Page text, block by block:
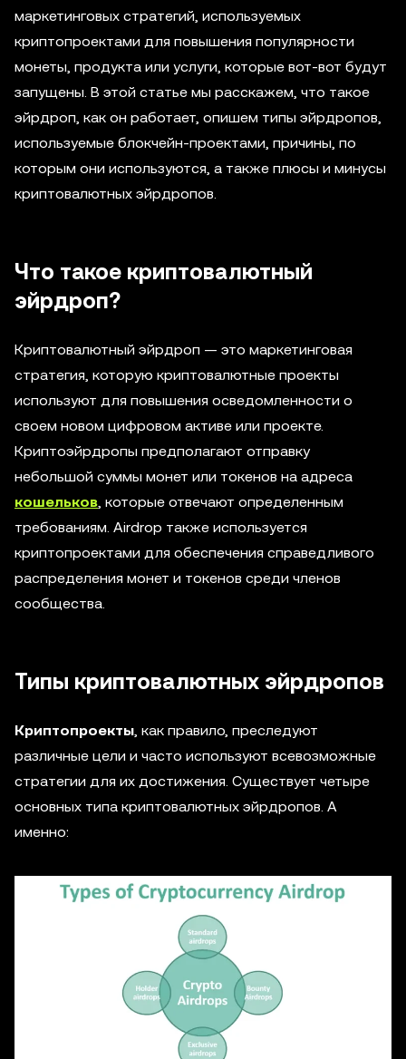
маркетинговых стратегий, используемых
криптопроектами для повышения популярности
монеты, продукта или услуги, которые вот-вот будут
запущены. В этой статье мы расскажем, что такое
эйрдроп, как он работает, опишем типы эйрдропов,
используемые блокчейн-проектами, причины, по
которым они используются, а также плюсы и минусы
криптовалютных эйрдропов.
Что такое криптовалютный
эйрдроп?
Криптовалютный эйрдроп — это маркетинговая
стратегия, которую криптовалютные проекты
используют для повышения осведомленности о
своем новом цифровом активе или проекте.
Криптоэйрдропы предполагают отправку
небольшой суммы монет или токенов на адреса
кошельков, которые отвечают определенным
требованиям. Airdrop также используется
криптопроектами для обеспечения справедливого
распределения монет и токенов среди членов
сообщества.
Типы криптовалютных эйрдропов
Криптопроекты, как правило, преследуют
различные цели и часто используют всевозможные
стратегии для их достижения. Существует четыре
основных типа криптовалютных эйрдропов. А
именно: